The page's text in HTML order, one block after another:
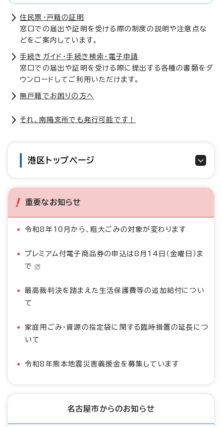
住民票・戸籍の証明
窓口での届出や証明を受ける際の制度の説明や注意点な
どをご案内しています。
手続きガイド・手続き検索・電子申請
窓口での届出や証明を受ける際に提出する各種の書類をダ
ウンロードしてご利用いただけます。
無戸籍でお困りの方へ
それ、南陽支所でも発行可能です！
港区トップページ
重要なお知らせ
令和8年10月から、粗大ごみの対象が変わります
プレミアム付電子商品券の申込は8月14日（金曜日）ま
で
最高裁判決を踏まえた生活保護費等の追加給付につい
て
家庭用ごみ・資源の指定袋に関する臨時措置の延長につ
いて
令和8年熊本地震災害義援金を募集しています
名古屋市からのお知らせ